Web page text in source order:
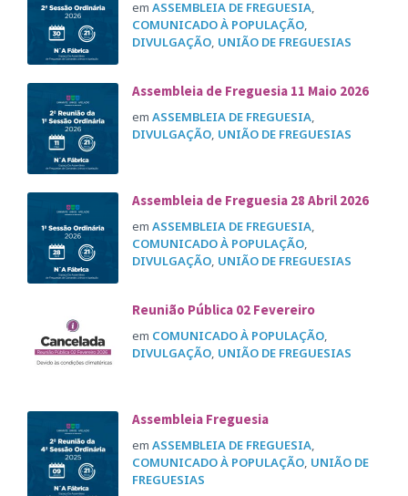
em ASSEMBLEIA DE FREGUESIA,
COMUNICADO À POPULAÇÃO,
DIVULGAÇÃO, UNIÃO DE FREGUESIAS
Assembleia de Freguesia 11 Maio 2026
em ASSEMBLEIA DE FREGUESIA,
DIVULGAÇÃO, UNIÃO DE FREGUESIAS
Assembleia de Freguesia 28 Abril 2026
em ASSEMBLEIA DE FREGUESIA,
COMUNICADO À POPULAÇÃO,
DIVULGAÇÃO, UNIÃO DE FREGUESIAS
Reunião Pública 02 Fevereiro
em COMUNICADO À POPULAÇÃO,
DIVULGAÇÃO, UNIÃO DE FREGUESIAS
Assembleia Freguesia
em ASSEMBLEIA DE FREGUESIA,
COMUNICADO À POPULAÇÃO, UNIÃO DE
FREGUESIAS